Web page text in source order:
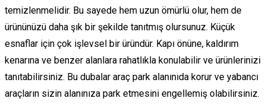
temizlenmelidir. Bu sayede hem uzun ömürlü olur, hem de
ürününüzü daha şık bir şekilde tanıtmış olursunuz. Küçük
esnaflar için çok işlevsel bir üründür. Kapı önüne, kaldırım
kenarına ve benzer alanlara rahatlıkla konulabilir ve ürünlerinizi
tanıtabilirsiniz. Bu dubalar araç park alanınıda korur ve yabancı
araçların sizin alanınıza park etmesini engellemiş olabilirsiniz.